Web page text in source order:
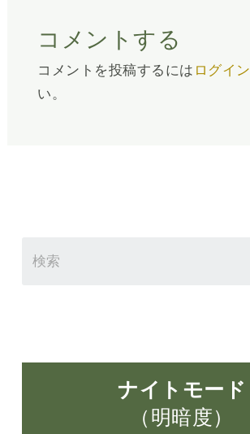
コメントする
コメントを投稿するには ログイン
い。
ナイトモード
（明暗度）